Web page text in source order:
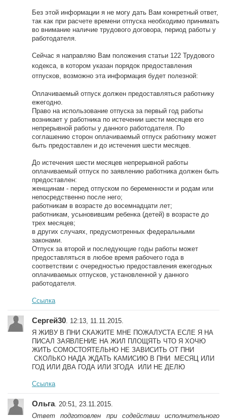
Без этой информации я не могу дать Вам конкретный ответ,
так как при расчете времени отпуска необходимо принимать
во внимание наличие трудового договора, период работы у
работодателя.
Сейчас я направляю Вам положения статьи 122 Трудового
кодекса, в котором указан порядок предоставления
отпусков, возможно эта информация будет полезной:
Оплачиваемый отпуск должен предоставляться работнику
ежегодно.
Право на использование отпуска за первый год работы
возникает у работника по истечении шести месяцев его
непрерывной работы у данного работодателя. По
соглашению сторон оплачиваемый отпуск работнику может
быть предоставлен и до истечения шести месяцев.
До истечения шести месяцев непрерывной работы
оплачиваемый отпуск по заявлению работника должен быть
предоставлен:
женщинам - перед отпуском по беременности и родам или
непосредственно после него;
работникам в возрасте до восемнадцати лет;
работникам, усыновившим ребенка (детей) в возрасте до
трех месяцев;
в других случаях, предусмотренных федеральными
законами.
Отпуск за второй и последующие годы работы может
предоставляться в любое время рабочего года в
соответствии с очередностью предоставления ежегодных
оплачиваемых отпусков, установленной у данного
работодателя.
Ссылка
Сергей30 . 12:13, 11.11.2015.
Я ЖИВУ В ПНИ СКАЖИТЕ МНЕ ПОЖАЛУСТА ЕСЛЕ Я НА
ПИСАЛ ЗАЯВЛЕНИЕ НА ЖИЛ ПЛОЩЯТЬ ЧТО Я ХОЧЮ
ЖИТЬ СОМОСТОЯТЕЛЬНО НЕ ЗАВИСИТЬ ОТ ПНИ
СКОЛЬКО НАДА ЖДАТЬ КАМИСИЮ В ПНИ МЕСЯЦ ИЛИ
ГОД ИЛИ ДВА ГОДА ИЛИ 3ГОДА ИЛИ НЕ ДЕЛЮ
Ссылка
Ольга. 20:51, 23.11.2015.
Ответ подготовлен при содействии исполнительного